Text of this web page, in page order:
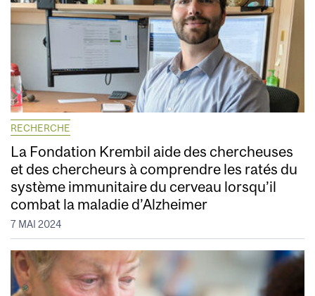
RECHERCHE
La Fondation Krembil aide des chercheuses
et des chercheurs à comprendre les ratés du
système immunitaire du cerveau lorsqu’il
combat la maladie d’Alzheimer
7 MAI 2024